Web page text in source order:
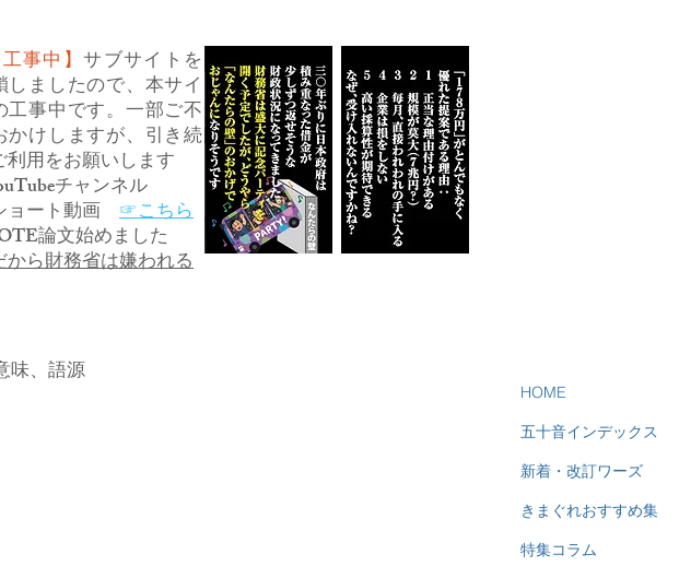
工事中】サブサイトを
しましたので、本サイ
工事中です。一部ご不
かけしますが、引き続
利用をお願いします
チャンネル
ョート動画 ☞こちら
論文始めました
から財務省は嫌われる
味、語源
HOME
五十音インデックス
新着・改訂ワーズ
きまぐれおすすめ集
特集コラム